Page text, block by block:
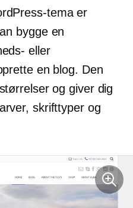
tema er
bygge en
eller
en blog. Den
og giver dig
skrifttyper og